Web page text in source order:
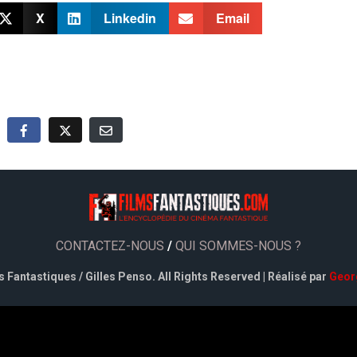
X Linkedin Email
CONTACTEZ-NOUS / QUI SOMMES-NOUS ?
Fantastiques / Gilles Penso. All Rights Reserved | Réalisé par